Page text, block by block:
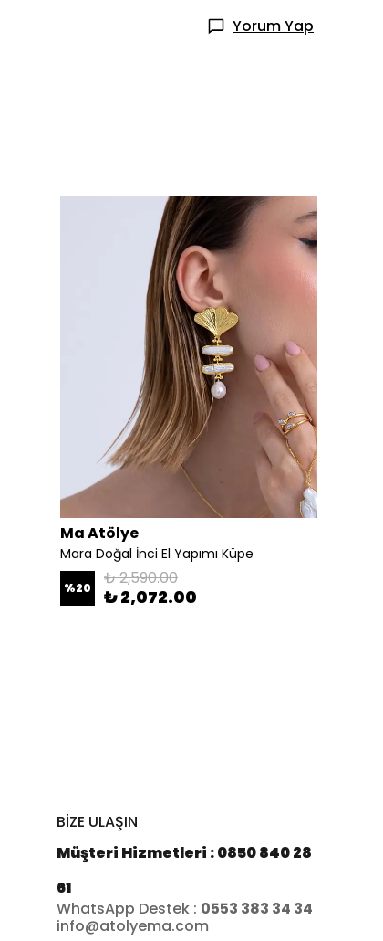
Yorum Yap
Ma Atölye
Mara Doğal İnci El Yapımı Küpe
%20 ₺ 2,590.00
₺ 2,072.00
BİZE ULAŞIN
Müşteri Hizmetleri : 0850 840 28
61
WhatsApp Destek : 0553 383 34 34
info@atolyema.com